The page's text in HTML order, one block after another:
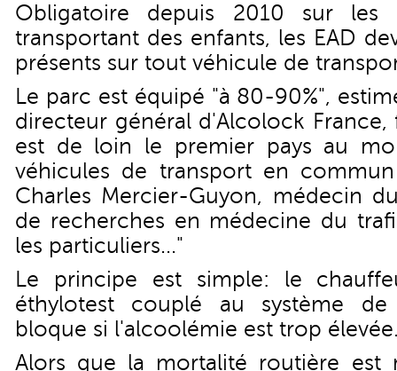
Obligatoire depuis 2010 sur
transportant des enfants, les EAD
présents sur tout véhicule de
Le parc est équipé "à 80-90%",
directeur général d'Alcolock France,
est de loin le premier pays au
véhicules de transport en
Charles Mercier-Guyon, médecin
de recherches en médecine du
les particuliers..."
Le principe est simple: le
éthylotest couplé au système
bloque si l'alcoolémie est trop
Alors que la mortalité routière est